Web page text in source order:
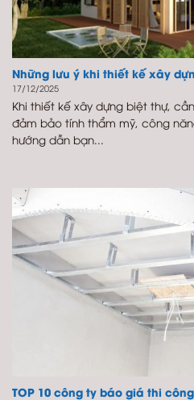
Những lưu ý khi thiết kế xây
17/12/2025
Khi thiết kế xây dựng biệt thự,
đảm bảo tính thẩm mỹ, công
hướng dẫn bạn...
TOP 10 công ty báo giá thi